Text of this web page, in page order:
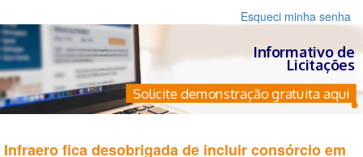
Esqueci minha senha
Informativo de
Licitações
Solicite demonstração gratuita aqui
Infraero fica desobrigada de incluir consórcio em